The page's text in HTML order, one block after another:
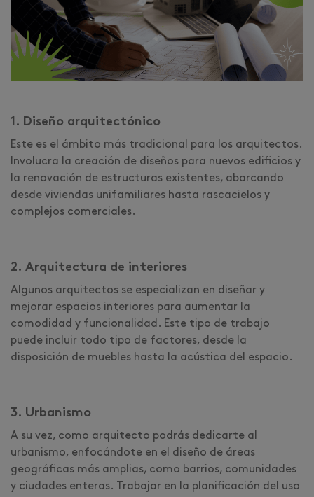
1. Diseño arquitectónico
Este es el ámbito más tradicional para los arquitectos.
Involucra la creación de diseños para nuevos edificios y
la renovación de estructuras existentes, abarcando
desde viviendas unifamiliares hasta rascacielos y
complejos comerciales.
2. Arquitectura de interiores
Algunos arquitectos se especializan en diseñar y
mejorar espacios interiores para aumentar la
comodidad y funcionalidad. Este tipo de trabajo
puede incluir todo tipo de factores, desde la
disposición de muebles hasta la acústica del espacio.
3. Urbanismo
A su vez, como arquitecto podrás dedicarte al
urbanismo, enfocándote en el diseño de áreas
geográficas más amplias, como barrios, comunidades
y ciudades enteras. Trabajar en la planificación del uso